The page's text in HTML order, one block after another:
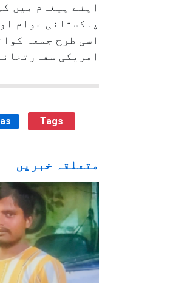
اپنے پیغام میں
پاکستانی عوام
اسی طرح جمعہ
امریکی
Tags
متعلقہ خبریں